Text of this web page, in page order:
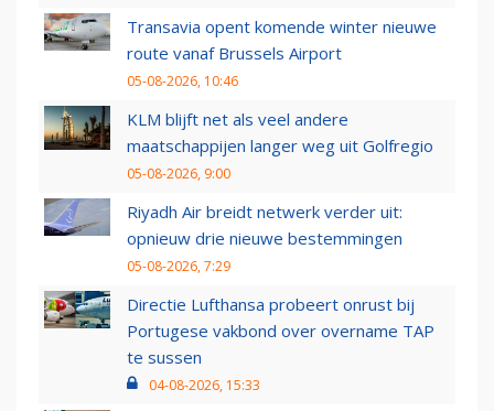
Transavia opent komende winter nieuwe
route vanaf Brussels Airport
05-08-2026, 10:46
KLM blijft net als veel andere
maatschappijen langer weg uit Golfregio
05-08-2026, 9:00
Riyadh Air breidt netwerk verder uit:
opnieuw drie nieuwe bestemmingen
05-08-2026, 7:29
Directie Lufthansa probeert onrust bij
Portugese vakbond over overname TAP
te sussen
04-08-2026, 15:33